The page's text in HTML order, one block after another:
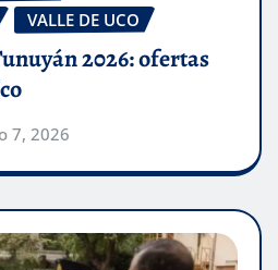
VALLE DE UCO
2026: ofertas
7, 2026